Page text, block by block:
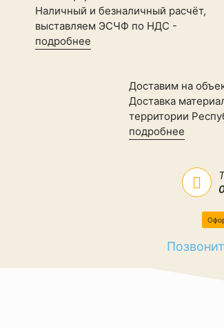
Наличный и безналичный расчёт,
выставляем ЭСЧФ по НДС -
подробнее
Доставим на
Доставка
территории
подробнее